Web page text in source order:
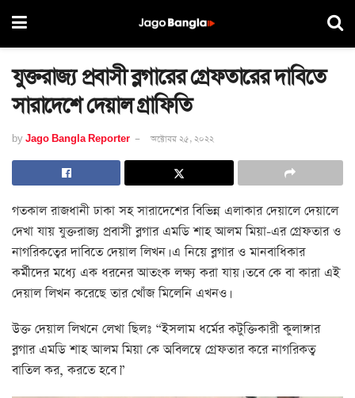
যুক্তরাজ্য প্রবাসী ব্লগারের গ্রেফতারের দাবিতে
সারাদেশে দেয়াল গ্রাফিতি
by Jago Bangla Reporter অক্টোবর ২৫, ২০২২
গতকাল রাজধানী ঢাকা সহ সারাদেশের বিভিন্ন এলাকার দেয়ালে দেয়ালে
দেখা যায় যুক্তরাজ্য প্রবাসী ব্লগার এমডি শাহ আলম মিয়া-এর গ্রেফতার ও
নাগরিকত্বের দাবিতে দেয়াল লিখন। এ নিয়ে ব্লগার ও মানবাধিকার
কর্মীদের মধ্যে এক ধরনের আতংক লক্ষ্য করা যায়। তবে কে বা কারা এই
দেয়াল লিখন করেছে তার খোঁজ মিলেনি এখনও।
উক্ত দেয়াল লিখনে লেখা ছিলঃ “ইসলাম ধর্মের কটুক্তিকারী কুলাঙ্গার
ব্লগার এমডি শাহ আলম মিয়া কে অবিলম্বে গ্রেফতার করে নাগরিকত্ব
বাতিল কর, করতে হবে।”